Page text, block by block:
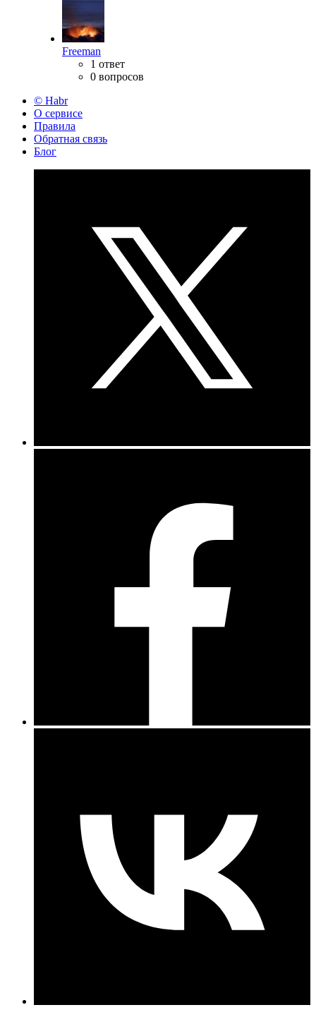
Freeman
1 ответ
0 вопросов
© Habr
О сервисе
Правила
Обратная связь
Блог